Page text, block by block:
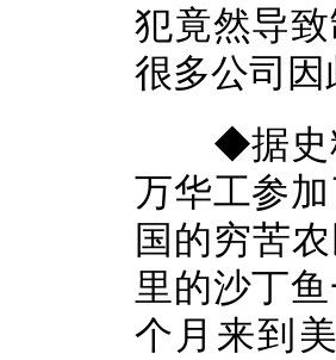
犯竟然导
很多公司因
◆据史料
万华工参
国的穷苦
里的沙丁
个月来到